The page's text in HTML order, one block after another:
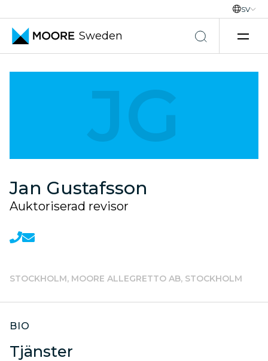
SV
Sweden
JG
Jan Gustafsson
Auktoriserad revisor
STOCKHOLM, MOORE ALLEGRETTO AB, STOCKHOLM
BIO
Tjänster